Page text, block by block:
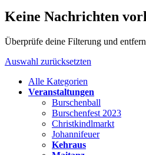
Keine Nachrichten
Überprüfe deine Filterung und
Auswahl zurücksetzten
Alle Kategorien
Veranstaltungen
Burschenball
Burschenfest 2023
Christkindlmarkt
Johannifeuer
Kehraus